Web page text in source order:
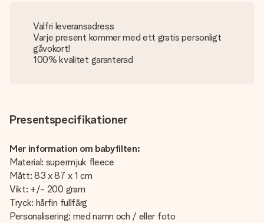
Valfri leveransadress
Varje present kommer med ett gratis personligt
gåvokort!
100% kvalitet garanterad
Presentspecifikationer
Mer information om babyfilten:
Material: supermjuk fleece
Mått: 83 x 87 x 1 cm
Vikt: +/- 200 gram
Tryck: hårfin fullfärg
Personalisering: med namn och / eller foto